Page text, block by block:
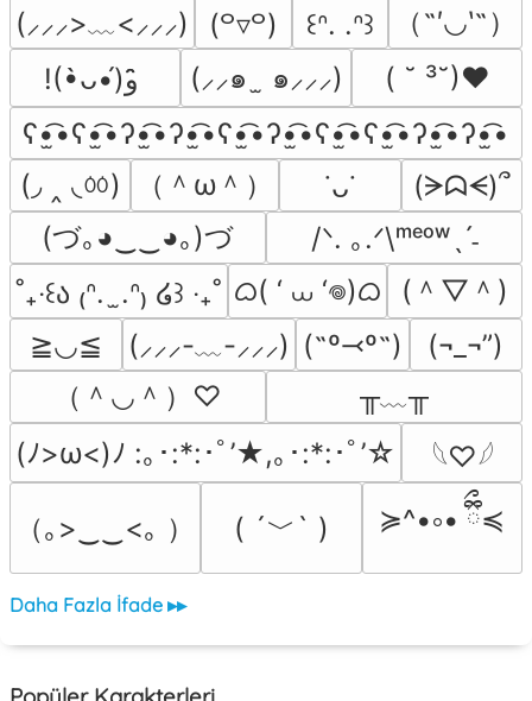
(⸝⸝⸝>﹏<⸝⸝⸝)
(꒪▿꒪) ꒰ᐢ. .ᐢ꒱
（˶′◡‵˶）
(⸝⸝๑  ̫ ๑⸝⸝⸝)
( ˘ ³˘)♥
ʕ•̫͡•ʕ•̫͡•ʔ•̫͡•ʔ•̫͡•ʕ•̫͡•ʔ•̫͡•ʕ•̫͡•ʕ•̫͡•ʔ•̫͡•ʔ•̫͡•
(◞ ‸ ◟ㆀ)
（＾ω＾） ˙ᴗ˙
(ᗒᗣᗕ)՞
(づ｡◕‿‿◕｡)づ
/ᐠ. ｡.ᐟ\ᵐᵉᵒʷˎˊ˗
˚₊‧꒰ა ₍ᐢ.  ̫.ᐢ₎ ໒꒱ ‧₊˚ ᜊ( ‘ ⩊ ‘𖦹)ᜊ
(＾▽＾)
≧◡≦
(⸝⸝⸝-﹏-⸝⸝⸝) (˶º⤙º˶)
(¬_¬”)
（＾◡＾）♡
╥﹏╥
(ﾉ>ω<)ﾉ :｡･:*:･ﾟ’★,｡･:*:･ﾟ’☆
𓆩♡𓆪
（｡>‿‿<｡ ） ( ´﹀` ) ≽^•༚• ྀིྀ≼
Daha Fazla İfade ▸▸